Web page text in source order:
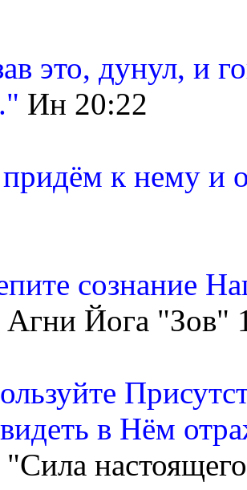
это, дунул, и
Ин 20:22
к нему и
сознание
Агни Йога "Зов"
в Нём